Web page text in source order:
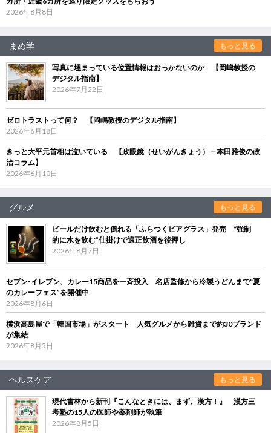
2026年8月8日
まめ学 もっと見る
写真に埋まっている位置情報はおっかないのか 【岡嶋教授の
デジタル指南】
2026年7月22日
ゼロトラストって何？ 【岡嶋教授のデジタル指南】
2026年6月18日
きっと大平元首相は泣いている 【政眼鏡（せいがんきょう）－本田雅俊の政
治コラム】
2026年6月10日
グルメ もっと見る
ビールだけ飲むと倒れる「ふらつくビアグラス」発売 “強制
的に水を飲む”仕掛けで適正飲酒を後押し
2026年8月7日
セブン‐イレブン、カレー15商品を一斉投入 名店監修から冷製うどんまで“夏
のカレーフェス”を開催中
2026年8月6日
横浜高島屋で「韓国市場」がスタート 人気グルメから雑貨まで約30ブランド
が集結
2026年8月5日
ヘルスケア もっと見る
現代書林から新刊『こんなときには、まず、漢方！』 漢方三
考塾の15人の医師や薬剤師が執筆
2026年8月5日